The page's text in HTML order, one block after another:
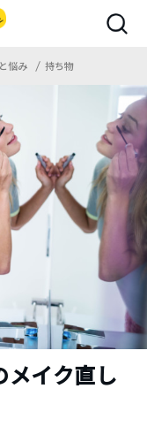
悩み 持ち物
メイク直し